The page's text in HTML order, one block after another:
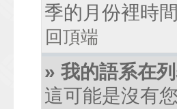
季的月份裡時
回頂端
» 我的語系在
這可能是沒有